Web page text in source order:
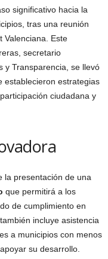
significativo hacia la
tras una reunión
Valenciana. Este
secretario
y Transparencia, se llevó
establecieron estrategias
ciudadana y
la presentación de una
que permitirá a los
de cumplimiento en
incluye asistencia
a municipios con menos
su desarrollo.